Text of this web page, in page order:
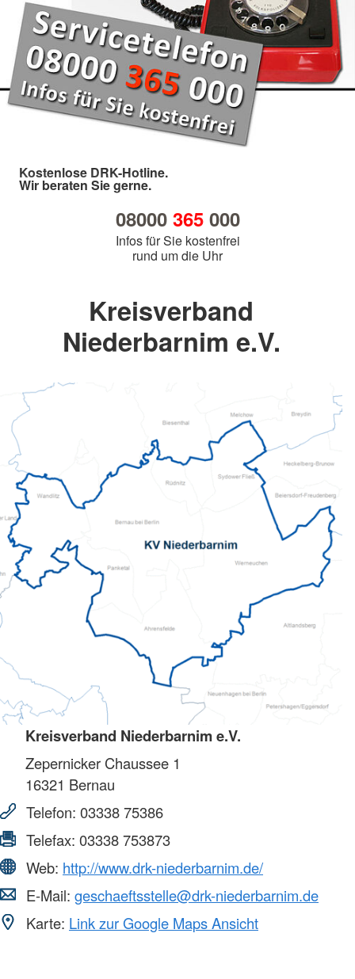
Kostenlose DRK-Hotline.
Wir beraten Sie gerne.
08000 365000
Infos für Sie kostenfrei
rund um die Uhr
Kreisverband
Niederbarnim e.V.
Kreisverband Niederbarnim e.V.
Zepernicker Chaussee 1
16321 Bernau
Telefon: 03338 75386
Telefax: 03338 753873
Web: http://www.drk-niederbarnim.de/
E-Mail: geschaeftsstelle@drk-niederbarnim.de
Karte: Link zur Google Maps Ansicht